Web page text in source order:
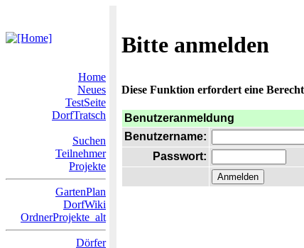
Bitte anmelden
Home
Neues
TestSeite
DorfTratsch
Suchen
Teilnehmer
Projekte
GartenPlan
DorfWiki
OrdnerProjekte_alt
Dörfer
Diese Funktion erfordert eine
Benutzeranmeldung
Benutzername:
Passwort: